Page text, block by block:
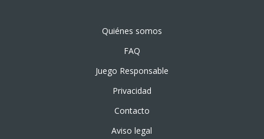
Quiénes somos
FAQ
Juego Responsable
Privacidad
Contacto
Aviso legal